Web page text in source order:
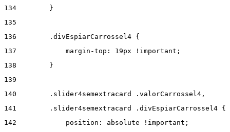
134
        }
135
136
        .divEspiarCarrossel4 {
137
            margin-top: 19px !important;
138
        }
139
140
        .slider4semextracard .valorCarrossel4,
141
        .slider4semextracard .divEspiarCarrossel4 {
142
            position: absolute !important;